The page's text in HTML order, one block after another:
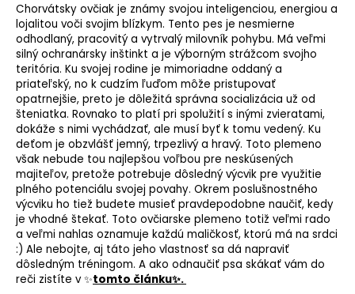
Chorvátsky ovčiak je známy svojou inteligenciou, energiou a
lojalitou voči svojim blízkym. Tento pes je nesmierne
odhodlaný, pracovitý a vytrvalý milovník pohybu. Má veľmi
silný ochranársky inštinkt a je výborným strážcom svojho
teritória. Ku svojej rodine je mimoriadne oddaný a
priateľský, no k cudzím ľuďom môže pristupovať
opatrnejšie, preto je dôležitá správna socializácia už od
šteniatka. Rovnako to platí pri spolužití s inými zvieratami,
dokáže s nimi vychádzať, ale musí byť k tomu vedený. Ku
deťom je obzvlášť jemný, trpezlivý a hravý. Toto plemeno
však nebude tou najlepšou voľbou pre neskúsených
majiteľov, pretože potrebuje dôsledný výcvik pre využitie
plného potenciálu svojej povahy. Okrem poslušnostného
výcviku ho tiež budete musieť pravdepodobne naučiť, kedy
je vhodné štekať. Toto ovčiarske plemeno totiž veľmi rado
a veľmi nahlas oznamuje každú maličkosť, ktorú má na srdci
:) Ale nebojte, aj táto jeho vlastnosť sa dá napraviť
dôsledným tréningom. A ako odnaučiť psa skákať vám do
reči zistíte v ✨tomto článku✨.